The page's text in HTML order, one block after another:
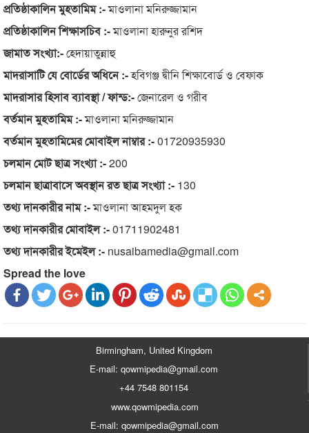
প্রতিষ্ঠাকালিন মুহতামিম :-মাওলানা মনিরুজ্জামান
প্রতিষ্ঠাকালিন শিক্ষাসচিব :-মাওলানা হারুনুর রশিদ
জামাত সংখ্যা:-হেদায়াতুন্নাহু
মাদরাসাটি যে বোর্ডের অধিনে :-হবিগঞ্জ দ্বীনি শিক্ষাবোর্ড ও বেফাক
মাদরাসার হিসাব ব্যাবস্থা / ফান্ড:-জেনারেল ও গরীব
বর্তমান মুহতামিম :-মাওলানা মনিরুজ্জামান
বর্তমান মুহতামিমের মোবাইল নাম্বার :-01720935930
চলমান মোট ছাত্র সংখ্যা :-200
চলমান ছাত্রাবাসে অবস্থান রত ছাত্র সংখ্যা :- 130
তথ্য দানকারীর নাম :-মাওলানা আহমদুল হক
তথ্য দানকারীর মোবাইল :-01711902481
তথ্য দানকারীর ইমেইল :- nusaibamedia@gmail.com
Spread the love
Birmingham, United Kingdom
E-mail: qowmipedia@gmail.com
+44 7548 801154
www.qowmipedia.com
E-mail: qowmipedia@gmail.com